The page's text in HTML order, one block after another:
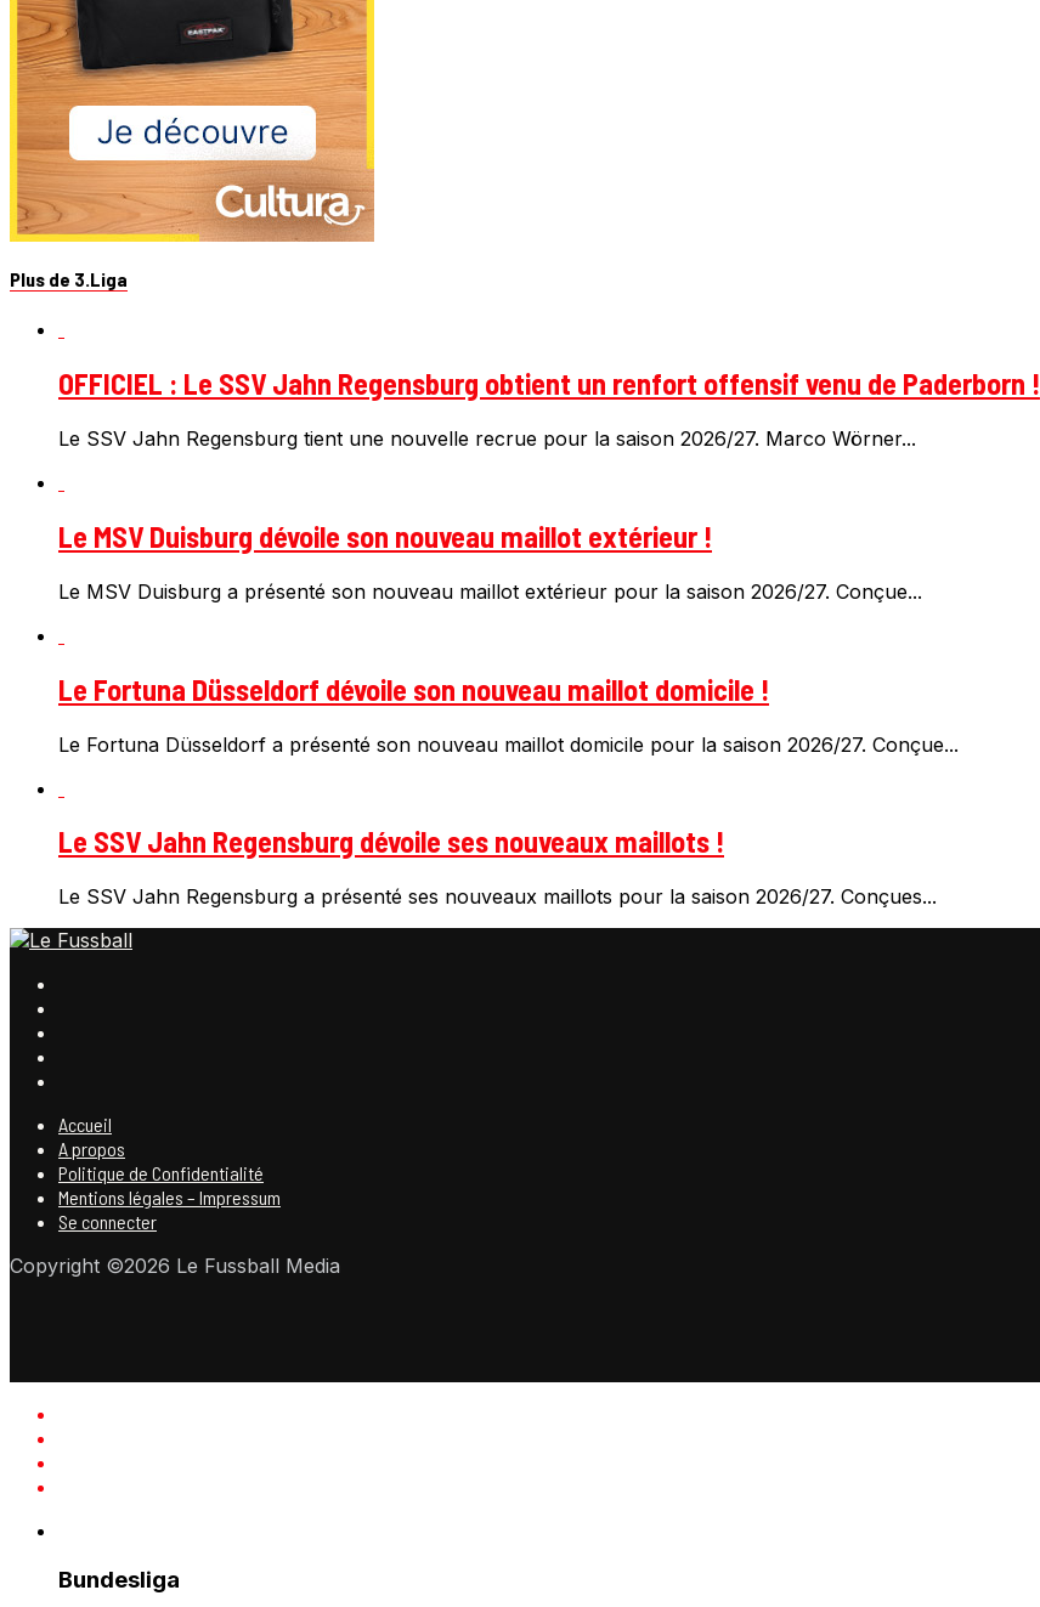
Plus de 3.Liga
OFFICIEL : Le SSV Jahn Regensburg obtient un renfort offensif venu de Paderborn !
Le SSV Jahn Regensburg tient une nouvelle recrue pour la saison 2026/27. Marco Wörner...
Le MSV Duisburg dévoile son nouveau maillot extérieur !
Le MSV Duisburg a présenté son nouveau maillot extérieur pour la saison 2026/27. Conçue...
Le Fortuna Düsseldorf dévoile son nouveau maillot domicile !
Le Fortuna Düsseldorf a présenté son nouveau maillot domicile pour la saison 2026/27. Conçue...
Le SSV Jahn Regensburg dévoile ses nouveaux maillots !
Le SSV Jahn Regensburg a présenté ses nouveaux maillots pour la saison 2026/27. Conçues...
Accueil
A propos
Politique de Confidentialité
Mentions légales – Impressum
Se connecter
Copyright ©2026 Le Fussball Media
Bundesliga